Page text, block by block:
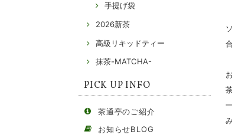
手提げ袋
2026新茶
高級リキッドティー
抹茶-MATCHA-
PICK UP INFO
茶通亭のご紹介
お知らせBLOG